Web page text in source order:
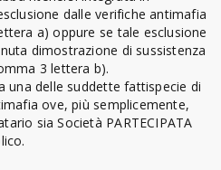
dalle verifiche antimafia
a) oppure se tale esclusione
dimostrazione di sussistenza
3 lettera b).
una delle suddette fattispecie di
ove, più semplicemente,
sia Società PARTECIPATA